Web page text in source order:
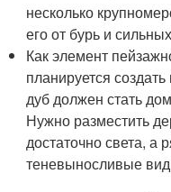
несколько
его от бурь и
Как элемент
планируется
дуб должен стать
Нужно разместить
достаточно света, а
теневыносливые